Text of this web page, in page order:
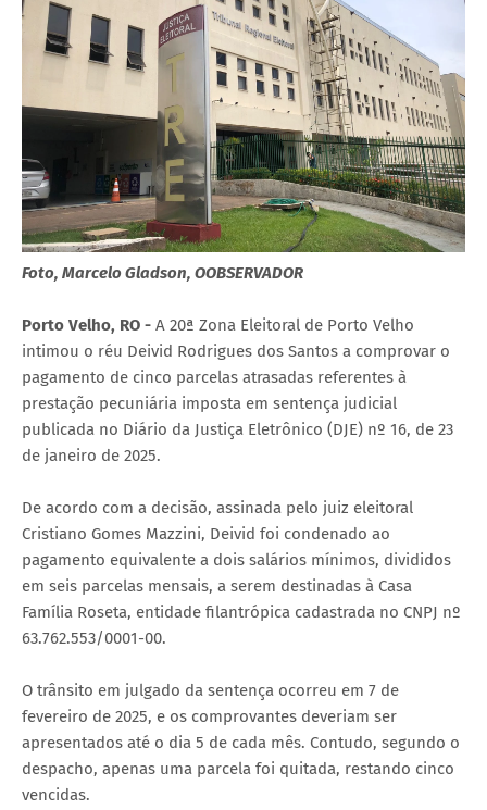
Foto, Marcelo Gladson, OOBSERVADOR
Porto Velho, RO - A 20ª Zona Eleitoral de Porto Velho
intimou o réu Deivid Rodrigues dos Santos a comprovar o
pagamento de cinco parcelas atrasadas referentes à
prestação pecuniária imposta em sentença judicial
publicada no Diário da Justiça Eletrônico (DJE) nº 16, de 23
de janeiro de 2025.
De acordo com a decisão, assinada pelo juiz eleitoral
Cristiano Gomes Mazzini, Deivid foi condenado ao
pagamento equivalente a dois salários mínimos, divididos
em seis parcelas mensais, a serem destinadas à Casa
Família Roseta, entidade filantrópica cadastrada no CNPJ nº
63.762.553/0001-00.
O trânsito em julgado da sentença ocorreu em 7 de
fevereiro de 2025, e os comprovantes deveriam ser
apresentados até o dia 5 de cada mês. Contudo, segundo o
despacho, apenas uma parcela foi quitada, restando cinco
vencidas.